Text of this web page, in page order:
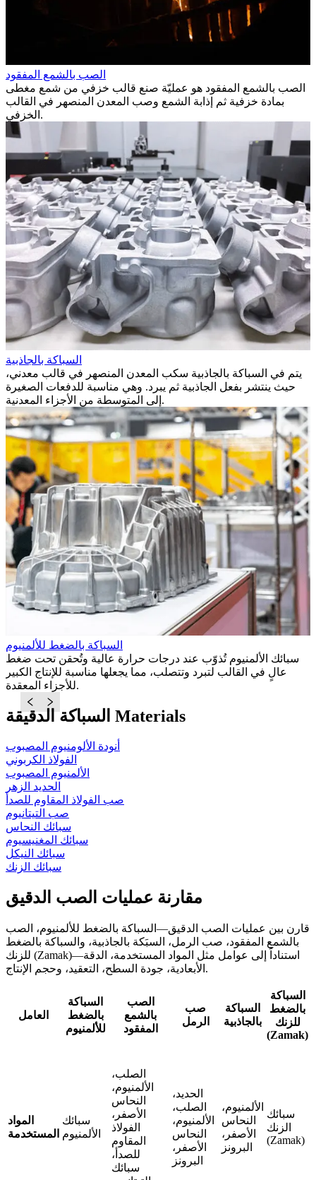
الصب بالشمع المفقود
الصب بالشمع المفقود هو عمليّة صنع قالب خزفي من شمع مغطى
بمادة خزفية ثم إذابة الشمع وصب المعدن المنصهر في القالب
الخزفي.
السباكة بالجاذبية
يتم في السباكة بالجاذبية سكب المعدن المنصهر في قالب معدني،
حيث ينتشر بفعل الجاذبية ثم يبرد. وهي مناسبة للدفعات الصغيرة
إلى المتوسطة من الأجزاء المعدنية.
السباكة بالضغط للألمنيوم
سبائك الألمنيوم تُذوّب عند درجات حرارة عالية وتُحقن تحت ضغط
عالٍ في القالب لتبرد وتتصلب، مما يجعلها مناسبة للإنتاج الكبير
للأجزاء المعقدة.
السباكة الدقيقة Materials
أنودة الألومنيوم المصبوب
الفولاذ الكربوني
الألمنيوم المصبوب
الحديد الزهر
صب الفولاذ المقاوم للصدأ
صب التيتانيوم
سبائك النحاس
سبائك المغنيسيوم
سبائك النيكل
سبائك الزنك
مقارنة عمليات الصب الدقيق
قارن بين عمليات الصب الدقيق—السباكة بالضغط للألمنيوم، الصب
بالشمع المفقود، صب الرمل، السبَكة بالجاذبية، والسباكة بالضغط
للزنك (Zamak)—استناداً إلى عوامل مثل المواد المستخدمة، الدقة
الأبعادية، جودة السطح، التعقيد، وحجم الإنتاج.
العامل
السباكة
بالضغط
للألمنيوم
الصب
بالشمع
المفقود
صب
الرمل
السباكة
بالجاذبية
السباكة
بالضغط
للزنك
(Zamak)
المواد
المستخدمة
سبائك
الألمنيوم
الصلب،
الألمنيوم،
النحاس
الأصفر،
الفولاذ
المقاوم
للصدأ،
سبائك
الحديد،
الصلب،
الألمنيوم،
النحاس
الأصفر،
البرونز
الألمنيوم،
النحاس
الأصفر،
البرونز
سبائك
الزنك
(Zamak)